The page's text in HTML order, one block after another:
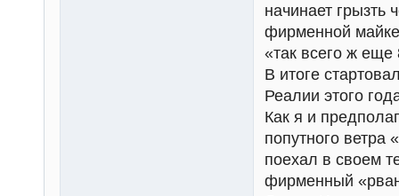
начинает грызть
фирменной майке
«так всего ж
В итоге
Реалии этого
Как я и
попутного ветра
поехал в своем
фирменный